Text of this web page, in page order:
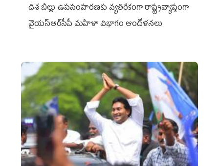
దిశ బిల్లు ఉపసంహరణకు వ్యతిరేకంగా రాష్ట్రవ్యాప్తంగా
వైయ‌స్ఆర్‌సీపీ మహిళా విభాగం ఆందోళనలు